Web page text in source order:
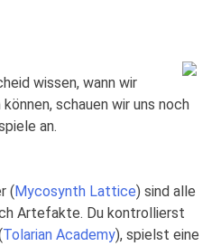
wissen, wann wir
schauen wir uns noch
an.
(Mycosynth Lattice) sind alle
Artefakte. Du kontrollierst
Tolarian Academy), spielst eine